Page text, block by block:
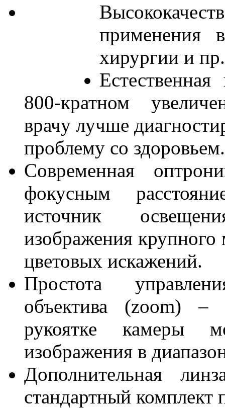
применения
хирургии и пр.
800-кратном
врачу лучше
проблему со здоровьем.
Современная
фокусным
источник
изображения крупного
цветовых искажений.
Простота
объектива (zoom)
рукоятке камеры
изображения в
Дополнительная
стандартный комплект